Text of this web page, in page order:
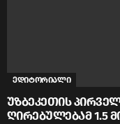
ედიტორიალი
უზბეკეთის
ღირებულებამ 1.5